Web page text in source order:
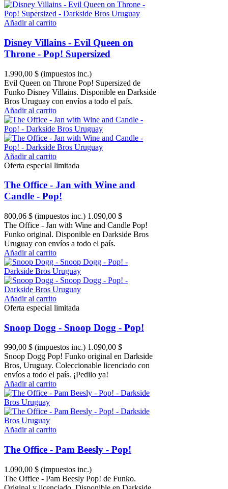
Añadir al carrito
Disney Villains - Evil Queen on
Throne - Pop! Supersized
1.990,00 $ (impuestos inc.)
Evil Queen on Throne Pop! Supersized de
Funko Disney Villains. Disponible en Darkside
Bros Uruguay con envíos a todo el país.
Añadir al carrito
Añadir al carrito
Oferta especial limitada
The Office - Jan with Wine and
Candle - Pop!
800,06 $ (impuestos inc.) 1.090,00 $
The Office - Jan with Wine and Candle Pop!
Funko original. Disponible en Darkside Bros
Uruguay con envíos a todo el país.
Añadir al carrito
Añadir al carrito
Oferta especial limitada
Snoop Dogg - Snoop Dogg - Pop!
990,00 $ (impuestos inc.) 1.090,00 $
Snoop Dogg Pop! Funko original en Darkside
Bros, Uruguay. Coleccionable licenciado con
envíos a todo el país. ¡Pedilo ya!
Añadir al carrito
Añadir al carrito
The Office - Pam Beesly - Pop!
1.090,00 $ (impuestos inc.)
The Office - Pam Beesly Pop! de Funko.